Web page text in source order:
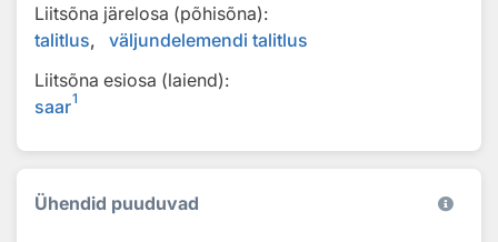
Liitsõna järelosa (põhisõna):
talitlus
väljundelemendi talitlus
Liitsõna esiosa (laiend):
saar1
Ühendid puuduvad